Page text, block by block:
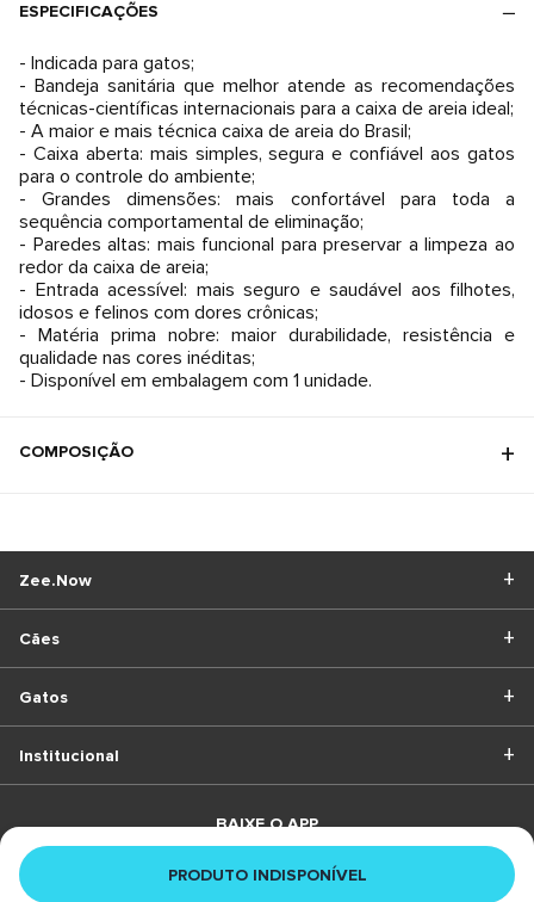
PRODUTO INDISPONÍVEL
ESPECIFICAÇÕES
- Indicada para gatos;
- Bandeja sanitária que melhor atende as recomendações
técnicas-científicas internacionais para a caixa de areia ideal;
- A maior e mais técnica caixa de areia do Brasil;
- Caixa aberta: mais simples, segura e confiável aos gatos
para o controle do ambiente;
- Grandes dimensões: mais confortável para toda a
sequência comportamental de eliminação;
- Paredes altas: mais funcional para preservar a limpeza ao
redor da caixa de areia;
- Entrada acessível: mais seguro e saudável aos filhotes,
idosos e felinos com dores crônicas;
- Matéria prima nobre: maior durabilidade, resistência e
qualidade nas cores inéditas;
- Disponível em embalagem com 1 unidade.
COMPOSIÇÃO
Cães
Gatos
Zee.Now
Institucional
BAIXE O APP